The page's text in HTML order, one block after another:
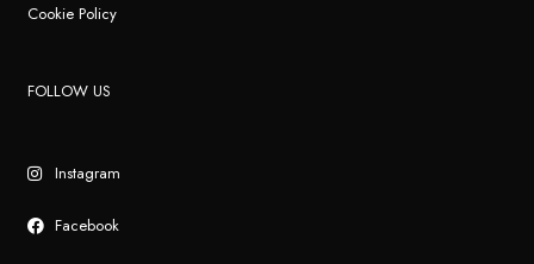
Cookie Policy
FOLLOW US
Instagram
Facebook